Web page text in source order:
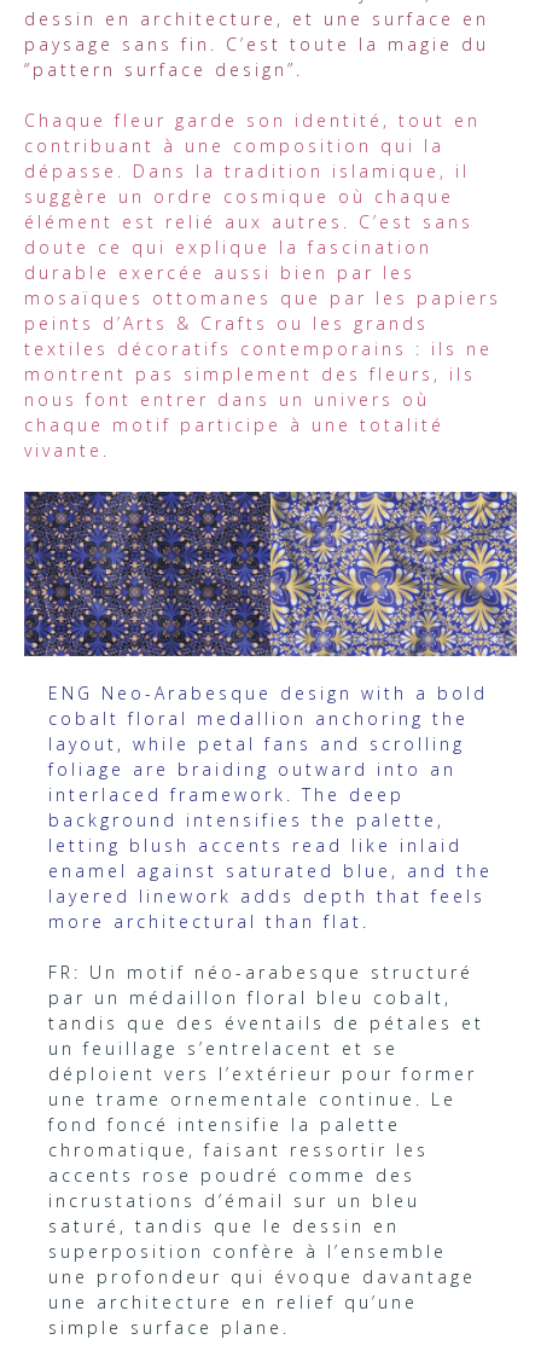
dessin en architecture, et une surface en
paysage sans fin. C’est toute la magie du
“pattern surface design”.
Chaque fleur garde son identité, tout en
contribuant à une composition qui la
dépasse. Dans la tradition islamique, il
suggère un ordre cosmique où chaque
élément est relié aux autres. C’est sans
doute ce qui explique la fascination
durable exercée aussi bien par les
mosaïques ottomanes que par les papiers
peints d’Arts & Crafts ou les grands
textiles décoratifs contemporains : ils ne
montrent pas simplement des fleurs, ils
nous font entrer dans un univers où
chaque motif participe à une totalité
vivante.
ENG Neo-Arabesque design with a bold
cobalt floral medallion anchoring the
layout, while petal fans and scrolling
foliage are braiding outward into an
interlaced framework. The deep
background intensifies the palette,
letting blush accents read like inlaid
enamel against saturated blue, and the
layered linework adds depth that feels
more architectural than flat.
FR: Un motif néo-arabesque structuré
par un médaillon floral bleu cobalt,
tandis que des éventails de pétales et
un feuillage s’entrelacent et se
déploient vers l’extérieur pour former
une trame ornementale continue. Le
fond foncé intensifie la palette
chromatique, faisant ressortir les
accents rose poudré comme des
incrustations d’émail sur un bleu
saturé, tandis que le dessin en
superposition confère à l’ensemble
une profondeur qui évoque davantage
une architecture en relief qu’une
simple surface plane.